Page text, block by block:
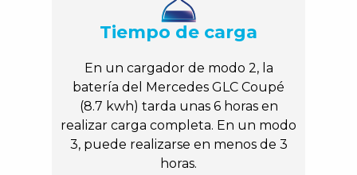
Tiempo de carga
En un cargador de modo 2, la
batería del Mercedes GLC Coupé
(8.7 kwh) tarda unas 6 horas en
realizar carga completa. En un modo
3, puede realizarse en menos de 3
horas.